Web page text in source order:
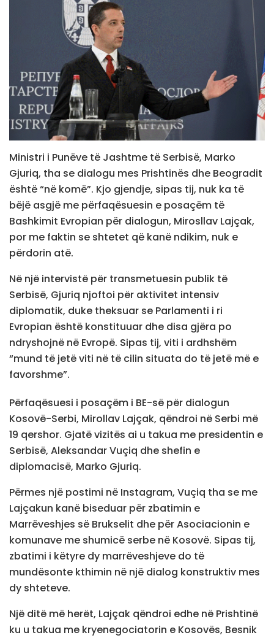
Ministri i Punëve të Jashtme të Serbisë, Marko
Gjuriq, tha se dialogu mes Prishtinës dhe Beogradit
është “në komë”. Kjo gjendje, sipas tij, nuk ka të
bëjë asgjë me përfaqësuesin e posaçëm të
Bashkimit Evropian për dialogun, Mirosllav Lajçak,
por me faktin se shtetet që kanë ndikim, nuk e
përdorin atë.
Në një intervistë për transmetuesin publik të
Serbisë, Gjuriq njoftoi për aktivitet intensiv
diplomatik, duke theksuar se Parlamenti i ri
Evropian është konstituuar dhe disa gjëra po
ndryshojnë në Evropë. Sipas tij, viti i ardhshëm
“mund të jetë viti në të cilin situata do të jetë më e
favorshme”.
Përfaqësuesi i posaçëm i BE-së për dialogun
Kosovë-Serbi, Mirollav Lajçak, qëndroi në Serbi më
19 qershor. Gjatë vizitës ai u takua me presidentin e
Serbisë, Aleksandar Vuçiq dhe shefin e
diplomacisë, Marko Gjuriq.
Përmes një postimi në Instagram, Vuçiq tha se me
Lajçakun kanë biseduar për zbatimin e
Marrëveshjes së Brukselit dhe për Asociacionin e
komunave me shumicë serbe në Kosovë. Sipas tij,
zbatimi i këtyre dy marrëveshjeve do të
mundësonte kthimin në një dialog konstruktiv mes
dy shteteve.
Një ditë më herët, Lajçak qëndroi edhe në Prishtinë
ku u takua me kryenegociatorin e Kosovës, Besnik